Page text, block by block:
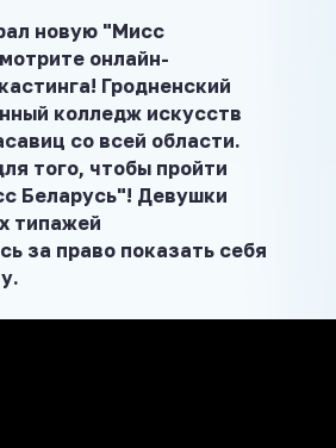
новую "Мисс
онлайн-
Гродненский
колледж искусств
со всей области.
того, чтобы пройти
Беларусь"! Девушки
типажей
за право показать себя